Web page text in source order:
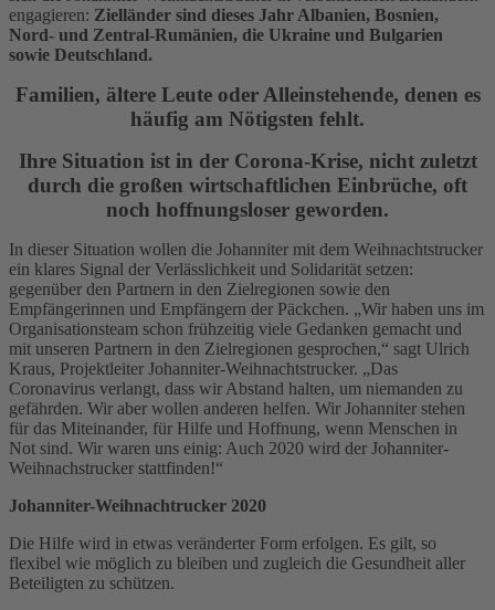
engagieren: Zielländer sind dieses Jahr Albanien, Bosnien,
Nord- und Zentral-Rumänien, die Ukraine und Bulgarien
sowie Deutschland.
Familien, ältere Leute oder Alleinstehende, denen es
häufig am Nötigsten fehlt.
Ihre Situation ist in der Corona-Krise, nicht zuletzt
durch die großen wirtschaftlichen Einbrüche, oft
noch hoffnungsloser geworden.
In dieser Situation wollen die Johanniter mit dem Weihnachtstrucker
ein klares Signal der Verlässlichkeit und Solidarität setzen:
gegenüber den Partnern in den Zielregionen sowie den
Empfängerinnen und Empfängern der Päckchen. „Wir haben uns im
Organisationsteam schon frühzeitig viele Gedanken gemacht und
mit unseren Partnern in den Zielregionen gesprochen,“ sagt Ulrich
Kraus, Projektleiter Johanniter-Weihnachtstrucker. „Das
Coronavirus verlangt, dass wir Abstand halten, um niemanden zu
gefährden. Wir aber wollen anderen helfen. Wir Johanniter stehen
für das Miteinander, für Hilfe und Hoffnung, wenn Menschen in
Not sind. Wir waren uns einig: Auch 2020 wird der Johanniter-
Weihnachstrucker stattfinden!“
Johanniter-Weihnachtrucker 2020
Die Hilfe wird in etwas veränderter Form erfolgen. Es gilt, so
flexibel wie möglich zu bleiben und zugleich die Gesundheit aller
Beteiligten zu schützen.